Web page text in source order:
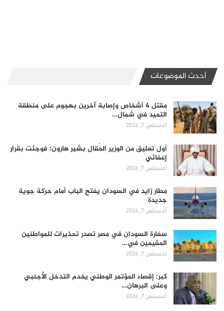
أحدث الموضوعات
مقتل 4 أشخاص وإصابة آخرين بهجوم على منطقة
التميد في شمال…
أغسطس 7, 2026
أول تعليق من الوزير المُقال بشير هارون: فوجئت بقرار
إعفائي
أغسطس 7, 2026
مطار زايد في السودان يفتح الباب أمام حركة جوية
جديدة
أغسطس 7, 2026
سفارة السودان في مصر تصدر تحذيرات للمواطنين
المقيمين في…
أغسطس 7, 2026
كبر: إقصاء المؤتمر الوطني يخدم التدخل الأجنبي
وعلى البرهان…
أغسطس 7, 2026